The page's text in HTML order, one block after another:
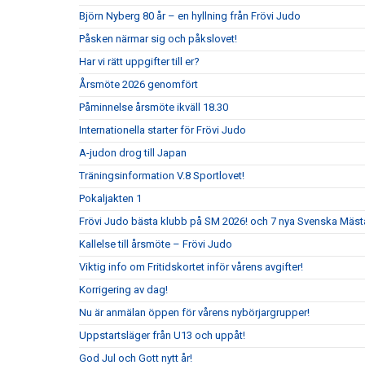
Björn Nyberg 80 år – en hyllning från Frövi Judo
Påsken närmar sig och påkslovet!
Har vi rätt uppgifter till er?
Årsmöte 2026 genomfört
Påminnelse årsmöte ikväll 18.30
Internationella starter för Frövi Judo
A-judon drog till Japan
Träningsinformation V.8 Sportlovet!
Pokaljakten 1
Frövi Judo bästa klubb på SM 2026! och 7 nya Svenska
Kallelse till årsmöte – Frövi Judo
Viktig info om Fritidskortet inför vårens avgifter!
Korrigering av dag!
Nu är anmälan öppen för vårens nybörjargrupper!
Uppstartsläger från U13 och uppåt!
God Jul och Gott nytt år!